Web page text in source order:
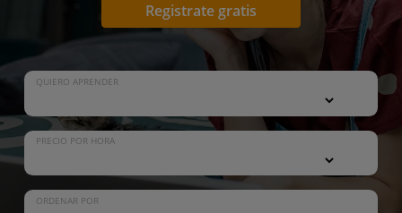
Registrate gratis
QUIERO APRENDER
PRECIO POR HORA
ORDENAR POR